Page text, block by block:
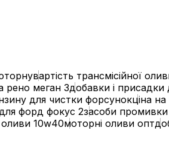
вартість трансмісійної
рено меган 3добавки і присадки
для чистки форсунокціна
форд фокус 2засоби
оливи 10w40моторні оливи опт